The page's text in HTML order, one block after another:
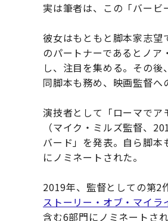
実は筆者は、この「バービ
彼女はもともと脚本家志望
のパートナーであるとノ
し、注目を集める。その
同脚本も務め、映画監督へ
演技者として「ローマでア
（マイク・ミルズ監督、
バード」を発表。自ら脚
にノミネートされた。
2019年、監督としての第2
ストーリー・オブ・マイ
含む6部門にノミネートさ